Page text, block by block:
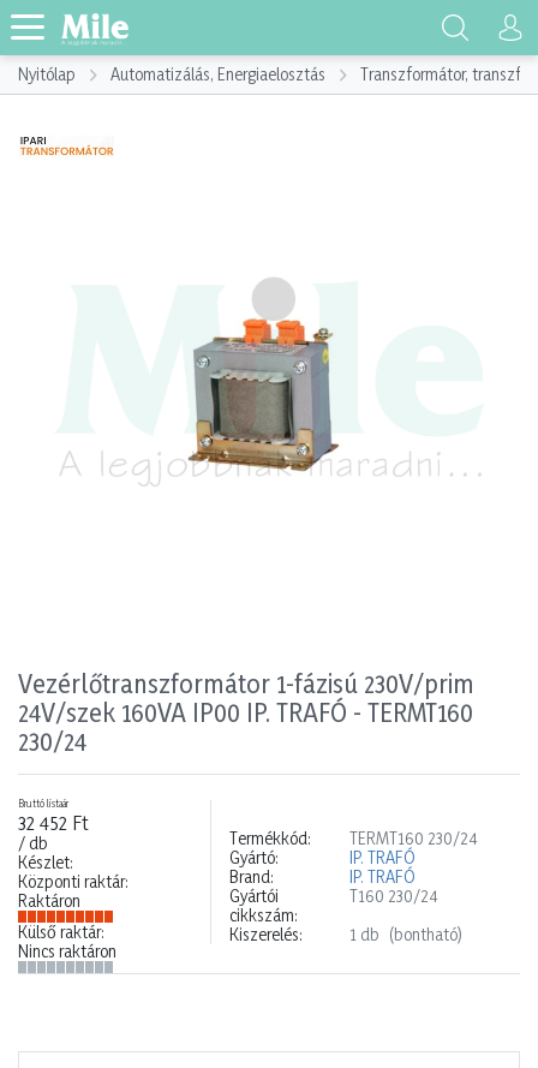
Nyitólap Automatizálás, Energiaelosztás Transzformátor,
Vezérlőtranszformátor 1-fázisú 230V/prim
24V/szek 160VA IP00 IP. TRAFÓ - TERMT160
230/24
Bruttó listaár
32 452 Ft
/ db
Készlet:
Központi raktár:
Raktáron
Külső raktár:
Nincs raktáron
Termékkód:
TERMT160 230/24
Gyártó:
IP. TRAFÓ
Brand:
IP. TRAFÓ
Gyártói
cikkszám:
T160 230/24
Kiszerelés:
1 db (bontható)